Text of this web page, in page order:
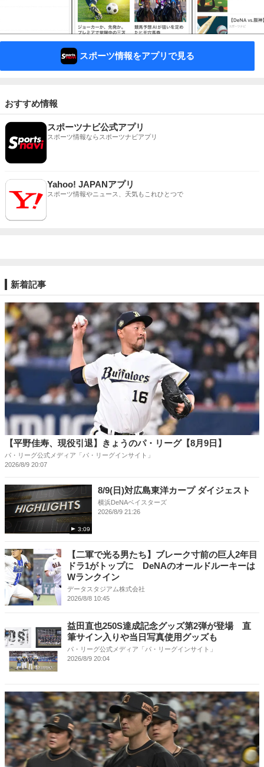
スポーツ情報をアプリで見る
おすすめ情報
スポーツナビ公式アプリ
スポーツ情報ならスポーツナビアプリ
Yahoo! JAPANアプリ
スポーツ情報やニュース、天気もこれひとつで
新着記事
【平野佳寿、現役引退】きょうのパ・リーグ【8月9日】
パ・リーグ公式メディア「パ・リーグインサイト」
2026/8/9 20:07
3:09
8/9(日)対広島東洋カープ ダイジェスト
横浜DeNAベイスターズ
2026/8/9 21:26
【二軍で光る男たち】ブレーク寸前の巨人2年目
ドラ1がトップに DeNAのオールドルーキーは
Wランクイン
データスタジアム株式会社
2026/8/8 10:45
益田直也250S達成記念グッズ第2弾が登場 直
筆サイン入りや当日写真使用グッズも
パ・リーグ公式メディア「パ・リーグインサイト」
2026/8/9 20:04